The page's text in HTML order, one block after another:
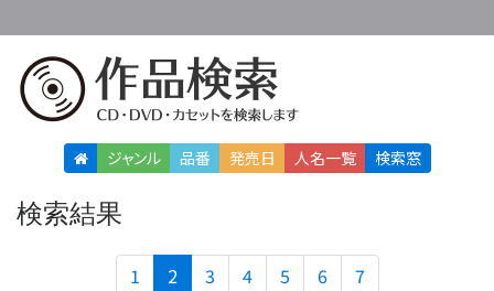
ジャンル 品番 発売日 人名一覧 検索窓
検索結果
1 2(current)
3 4 5 6 7